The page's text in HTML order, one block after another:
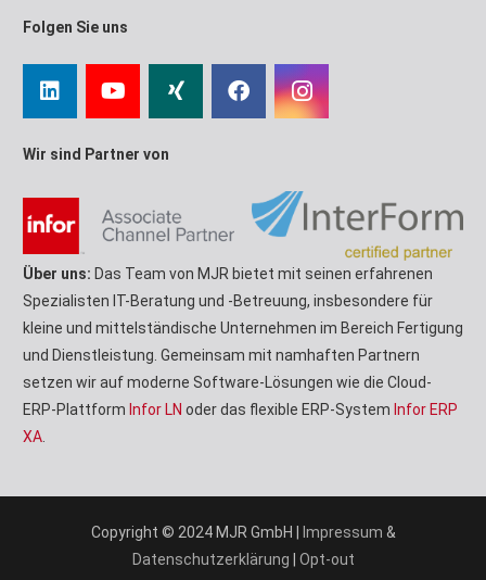
Wir sind Partner von
Über uns: Das Team von MJR bietet mit seinen erfahrenen
Spezialisten IT-Beratung und -Betreuung, insbesondere für
kleine und mittelständische Unternehmen im Bereich Fertigung
und Dienstleistung. Gemeinsam mit namhaften Partnern
setzen wir auf moderne Software-Lösungen wie die Cloud-
ERP-Plattform Infor LN oder das flexible ERP-System Infor ERP
XA
Folgen Sie uns
Copyright © 2024 MJR GmbH | Impressum &
Datenschutzerklärung
Opt-out